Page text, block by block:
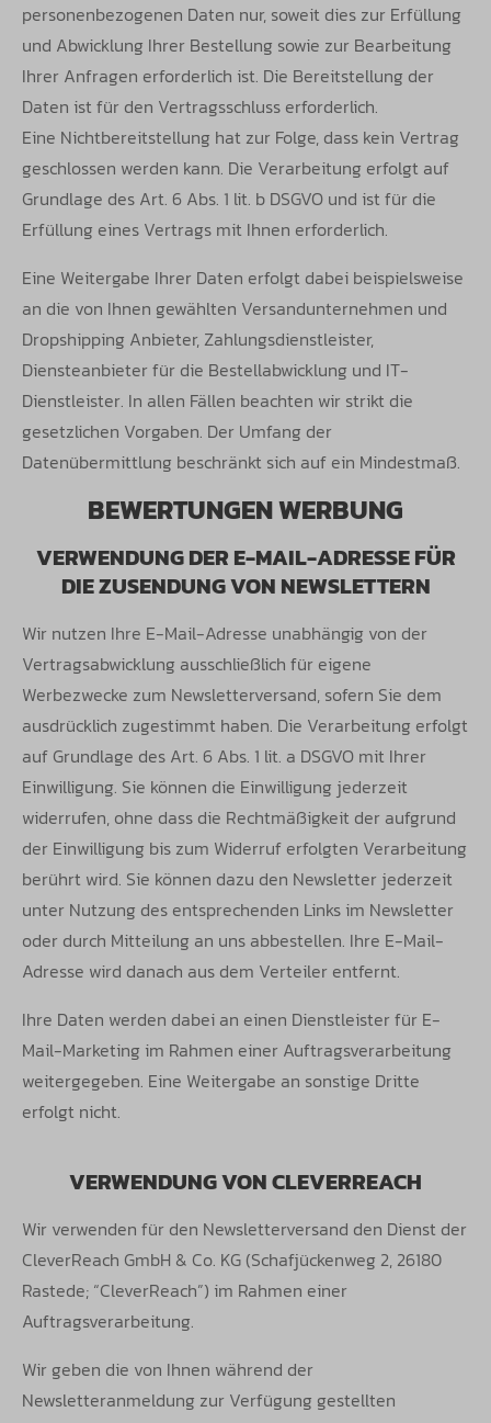
personenbezogenen Daten nur, soweit dies zur Erfüllung
und Abwicklung Ihrer Bestellung sowie zur Bearbeitung
Ihrer Anfragen erforderlich ist. Die Bereitstellung der
Daten ist für den Vertragsschluss erforderlich.
Eine Nichtbereitstellung hat zur Folge, dass kein Vertrag
geschlossen werden kann. Die Verarbeitung erfolgt auf
Grundlage des Art. 6 Abs. 1 lit. b DSGVO und ist für die
Erfüllung eines Vertrags mit Ihnen erforderlich.
Eine Weitergabe Ihrer Daten erfolgt dabei beispielsweise
an die von Ihnen gewählten Versandunternehmen und
Dropshipping Anbieter, Zahlungsdienstleister,
Diensteanbieter für die Bestellabwicklung und IT-
Dienstleister. In allen Fällen beachten wir strikt die
gesetzlichen Vorgaben. Der Umfang der
Datenübermittlung beschränkt sich auf ein Mindestmaß.
BEWERTUNGEN WERBUNG
VERWENDUNG DER E-MAIL-ADRESSE FÜR
DIE ZUSENDUNG VON NEWSLETTERN
Wir nutzen Ihre E-Mail-Adresse unabhängig von der
Vertragsabwicklung ausschließlich für eigene
Werbezwecke zum Newsletterversand, sofern Sie dem
ausdrücklich zugestimmt haben. Die Verarbeitung erfolgt
auf Grundlage des Art. 6 Abs. 1 lit. a DSGVO mit Ihrer
Einwilligung. Sie können die Einwilligung jederzeit
widerrufen, ohne dass die Rechtmäßigkeit der aufgrund
der Einwilligung bis zum Widerruf erfolgten Verarbeitung
berührt wird. Sie können dazu den Newsletter jederzeit
unter Nutzung des entsprechenden Links im Newsletter
oder durch Mitteilung an uns abbestellen. Ihre E-Mail-
Adresse wird danach aus dem Verteiler entfernt.
Ihre Daten werden dabei an einen Dienstleister für E-
Mail-Marketing im Rahmen einer Auftragsverarbeitung
weitergegeben. Eine Weitergabe an sonstige Dritte
erfolgt nicht.
VERWENDUNG VON CLEVERREACH
Wir verwenden für den Newsletterversand den Dienst der
CleverReach GmbH & Co. KG (Schafjückenweg 2, 26180
Rastede; “CleverReach”) im Rahmen einer
Auftragsverarbeitung.
Wir geben die von Ihnen während der
Newsletteranmeldung zur Verfügung gestellten